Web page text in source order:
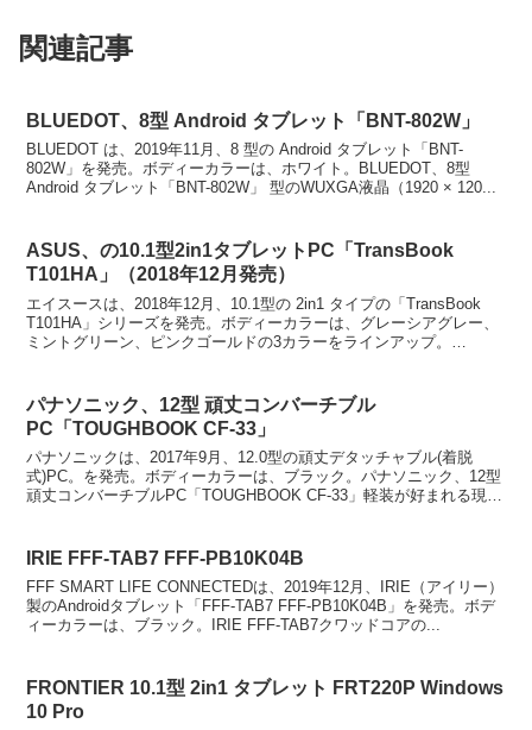
関連記事
BLUEDOT、8型 Android タブレット「BNT-802W」
BLUEDOT は、2019年11月、8 型の Android タブレット「BNT-
802W」を発売。ボディーカラーは、ホワイト。BLUEDOT、8型
Android タブレット「BNT-802W」 型のWUXGA液晶（1920 × 120...
ASUS、の10.1型2in1タブレットPC「TransBook
T101HA」（2018年12月発売）
エイスースは、2018年12月、10.1型の 2in1 タイプの「TransBook
T101HA」シリーズを発売。ボディーカラーは、グレーシアグレー、
ミントグリーン、ピンクゴールドの3カラーをラインアップ。
パナソニック、12型 頑丈コンバーチブル
PC「TOUGHBOOK CF-33」
パナソニックは、2017年9月、12.0型の頑丈デタッチャブル(着脱
式)PC。を発売。ボディーカラーは、ブラック。パナソニック、12型
頑丈コンバーチブルPC「TOUGHBOOK CF-33」軽装が好まれる現場
IRIE FFF-TAB7 FFF-PB10K04B
FFF SMART LIFE CONNECTEDは、2019年12月、IRIE（アイリー）
製のAndroidタブレット「FFF-TAB7 FFF-PB10K04B」を発売。ボデ
ィーカラーは、ブラック。IRIE FFF-TAB7クワッドコアの...
FRONTIER 10.1型 2in1 タブレット FRT220P Windows
10 Pro